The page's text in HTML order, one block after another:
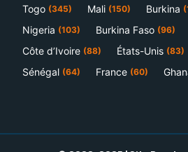
Togo (345) Mali (150) Burkina
Nigeria (103) Burkina Faso (96)
Côte d’Ivoire (88) États-Unis (83)
Sénégal (64) France (60)